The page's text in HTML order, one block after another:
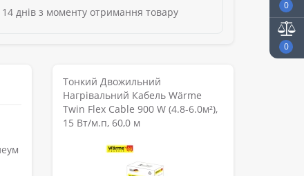
0
0
днів з моменту отримання товару
Тонкий Двожильний
Нагрівальний Кабель Wärme
Twin Flex Cable 900 W (4.8-6.0м²),
15 Вт/м.п, 60,0 м